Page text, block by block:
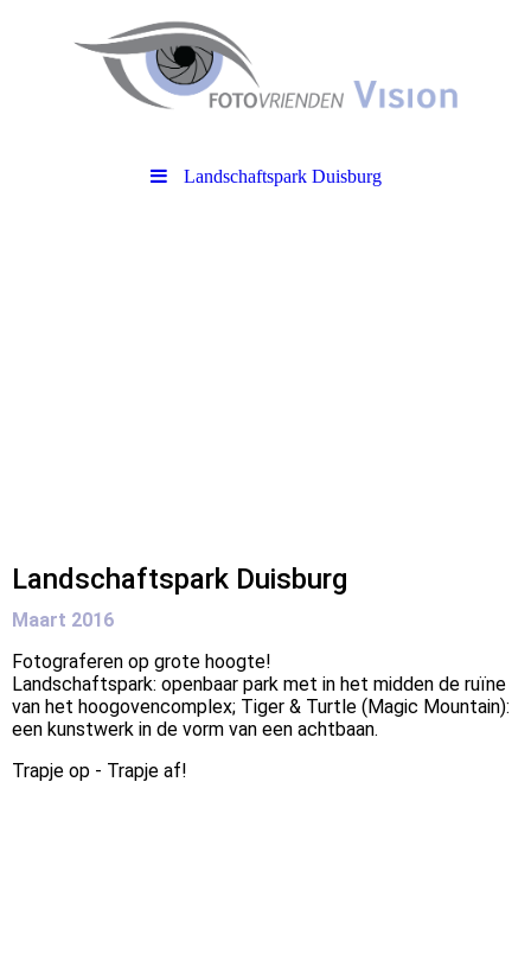
Landschaftspark Duisburg
Landschaftspark Duisburg
Maart 2016
Fotograferen op grote hoogte!
Landschaftspark: openbaar park met in het midden de ruïne
van het hoogovencomplex; Tiger & Turtle (Magic Mountain):
een kunstwerk in de vorm van een achtbaan.
Trapje op - Trapje af!